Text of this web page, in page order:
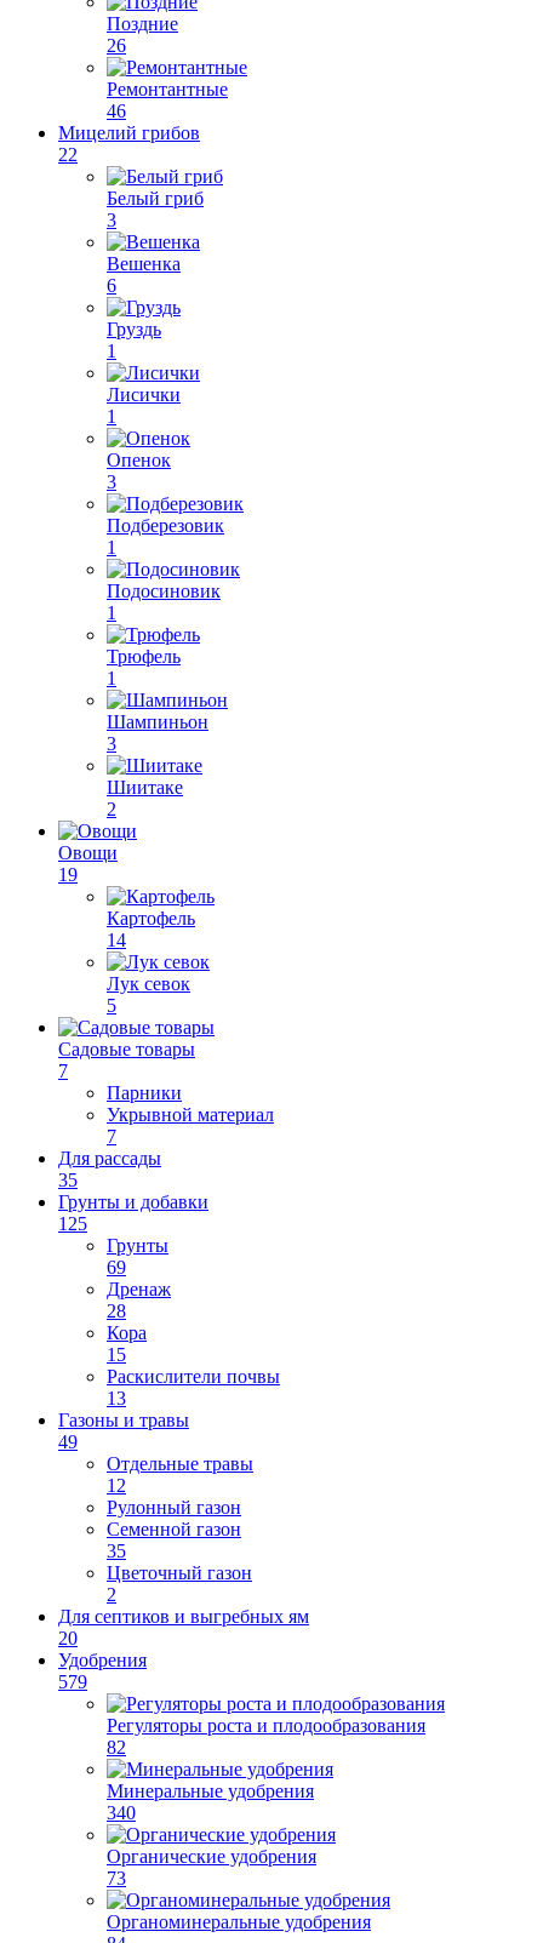
Поздние
26
Ремонтантные
46
Мицелий грибов
22
Белый гриб
3
Вешенка
6
Груздь
1
Лисички
1
Опенок
3
Подберезовик
1
Подосиновик
1
Трюфель
1
Шампиньон
3
Шиитаке
2
Овощи
19
Картофель
14
Лук севок
5
Садовые товары
7
Парники
Укрывной материал
7
Для рассады
35
Грунты и добавки
125
Грунты
69
Дренаж
28
Кора
15
Раскислители почвы
13
Газоны и травы
49
Отдельные травы
12
Рулонный газон
Семенной газон
35
Цветочный газон
2
Для септиков и выгребных ям
20
Удобрения
579
Регуляторы роста и плодообразования
82
Минеральные удобрения
340
Органические удобрения
73
Органоминеральные удобрения